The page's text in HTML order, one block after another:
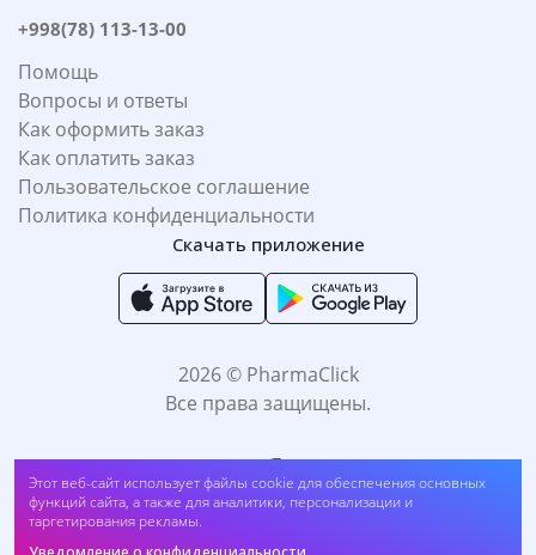
Этот веб-сайт использует файлы cookie для обеспечения основных
функций сайта, а также для аналитики, персонализации и
таргетирования рекламы.
+998(78) 113-13-00
Помощь
Вопросы и ответы
Как оформить заказ
Как оплатить заказ
Пользовательское соглашение
Политика конфиденциальности
Скачать приложение
2026 © PharmaClick
Все права защищены.